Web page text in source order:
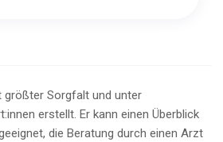
größter Sorgfalt und unter
erstellt. Er kann einen Überblick
die Beratung durch einen Arzt